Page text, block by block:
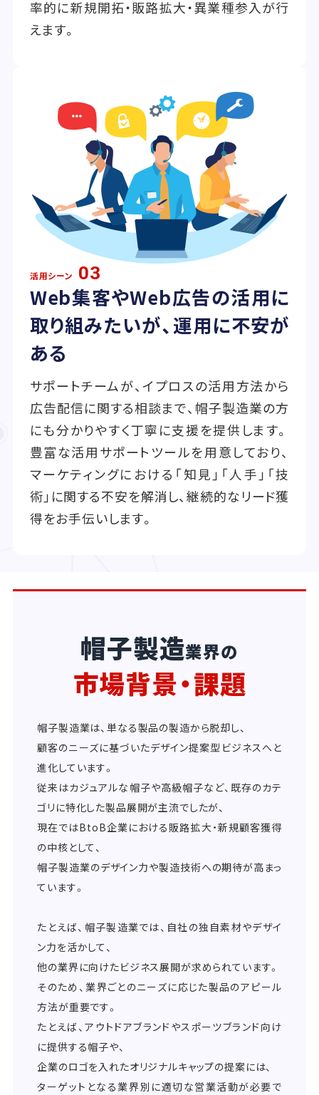
率的に新規開拓・販路拡大・異業種参入が行
えます。
活用シーン 03
Web集客やWeb広告の活用に
取り組みたいが、運用に不安が
ある
サポートチームが、イプロスの活用方法から
広告配信に関する相談まで、帽子製造業の方
にも分かりやすく丁寧に支援を提供します。
豊富な活用サポートツールを用意しており、
マーケティングにおける「知見」「人手」「技
術」に関する不安を解消し、継続的なリード獲
得をお手伝いします。
帽子製造業界の
市場背景・課題
帽子製造業は、単なる製品の製造から脱却し、
顧客のニーズに基づいたデザイン提案型ビジネスへと
進化しています。
従来はカジュアルな帽子や高級帽子など、既存のカテ
ゴリに特化した製品展開が主流でしたが、
現在ではBtoB企業における販路拡大・新規顧客獲得
の中核として、
帽子製造業のデザイン力や製造技術への期待が高まっ
ています。
たとえば、帽子製造業では、自社の独自素材やデザイ
ン力を活かして、
他の業界に向けたビジネス展開が求められています。
そのため、業界ごとのニーズに応じた製品のアピール
方法が重要です。
たとえば、アウトドアブランドやスポーツブランド向け
に提供する帽子や、
企業のロゴを入れたオリジナルキャップの提案には、
ターゲットとなる業界別に適切な営業活動が必要で